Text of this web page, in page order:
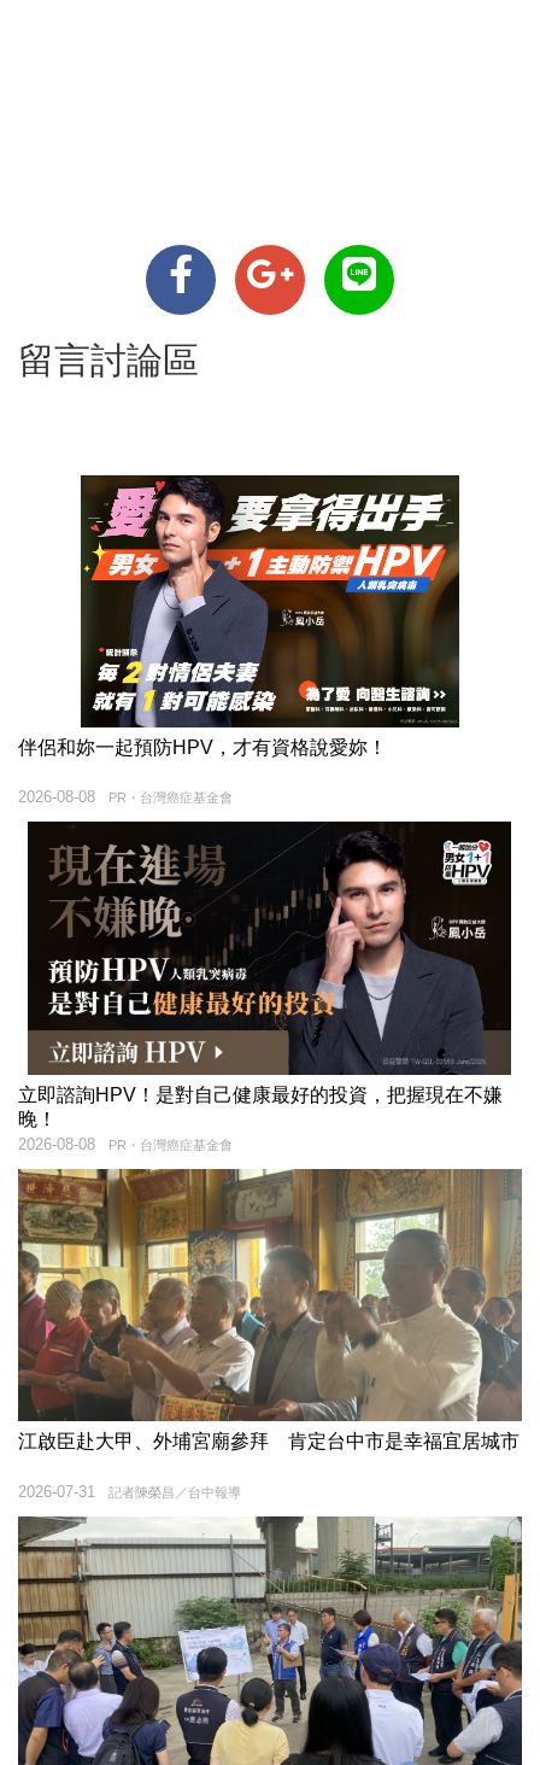
留言討論區
伴侶和妳一起預防HPV，才有資格說愛妳！
PR・台灣癌症基金會
2026-08-08
立即諮詢HPV！是對自己健康最好的投資，把握現在不嫌
晚！
PR・台灣癌症基金會
2026-08-08
江啟臣赴大甲、外埔宮廟參拜 肯定台中市是幸福宜居城市
記者陳榮昌／台中報導
2026-07-31